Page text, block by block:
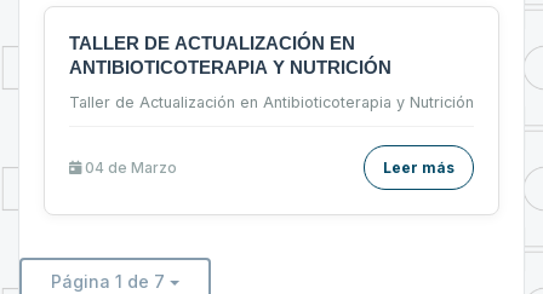
TALLER DE ACTUALIZACIÓN EN
ANTIBIOTICOTERAPIA Y NUTRICIÓN
Taller de Actualización en Antibioticoterapia y Nutrición
04 de Marzo Leer más
Página 1 de 7